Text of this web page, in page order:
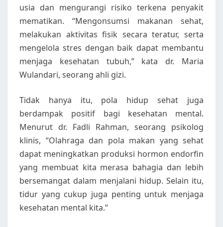
usia dan mengurangi risiko terkena penyakit
mematikan. “Mengonsumsi makanan sehat,
melakukan aktivitas fisik secara teratur, serta
mengelola stres dengan baik dapat membantu
menjaga kesehatan tubuh,” kata dr. Maria
Wulandari, seorang ahli gizi.
Tidak hanya itu, pola hidup sehat juga
berdampak positif bagi kesehatan mental.
Menurut dr. Fadli Rahman, seorang psikolog
klinis, “Olahraga dan pola makan yang sehat
dapat meningkatkan produksi hormon endorfin
yang membuat kita merasa bahagia dan lebih
bersemangat dalam menjalani hidup. Selain itu,
tidur yang cukup juga penting untuk menjaga
kesehatan mental kita.”